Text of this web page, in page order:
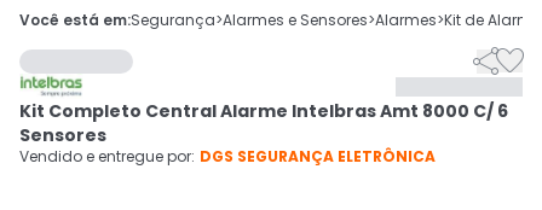
 Olá. Acesse sua conta
 Departamentos
Cupons
CADASTRE-SE
Você está em:Segurança>Alarmes e Sensores>Alarmes>Kit de

Kit Completo Central Alarme Intelbras Amt 8000 C/ 6
Sensores
Vendido e entregue por: DGS SEGURANÇA ELETRÔNICA